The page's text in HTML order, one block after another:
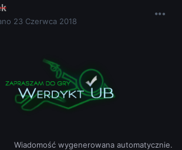
23 Czerwca 2018
Wiadomość wygenerowana automatycznie.